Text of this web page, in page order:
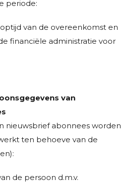
periode:
van de overeenkomst en
financiële administratie voor
van
nieuwsbrief abonnees worden
ten behoeve van de
de persoon d.m.v.